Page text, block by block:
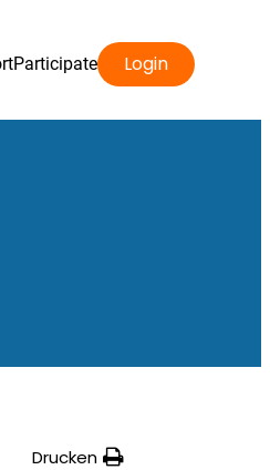
Participate Login
Drucken